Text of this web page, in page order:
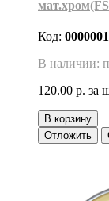
Код:
В наличии:
120.00 р. за
В корзину
Отложить